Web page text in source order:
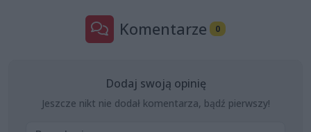
Komentarze 0
Dodaj swoją opinię
Jeszcze nikt nie dodał komentarza, bądź pierwszy!